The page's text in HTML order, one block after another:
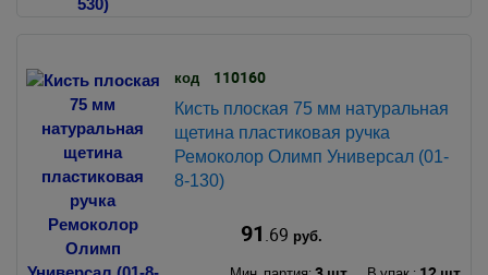
код 110160
Кисть плоская 75 мм натуральная
щетина пластиковая ручка
Ремоколор Олимп Универсал (01-
8-130)
91.69 руб.